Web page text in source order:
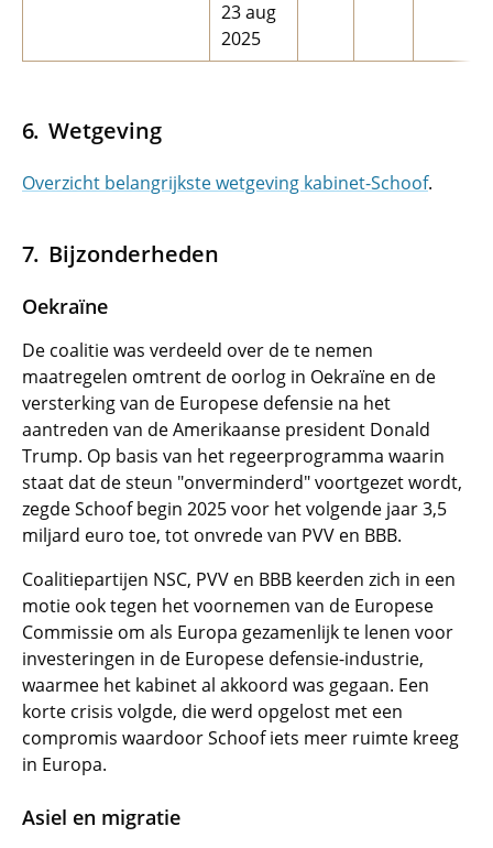
23 aug
2025
Wetgeving
Overzicht belangrijkste wetgeving kabinet-Schoof.
Bijzonderheden
Oekraïne
De coalitie was verdeeld over de te nemen
maatregelen omtrent de oorlog in Oekraïne en de
versterking van de Europese defensie na het
aantreden van de Amerikaanse president Donald
Trump. Op basis van het regeerprogramma waarin
staat dat de steun "onverminderd" voortgezet wordt,
zegde Schoof begin 2025 voor het volgende jaar 3,5
miljard euro toe, tot onvrede van PVV en BBB.
Coalitiepartijen NSC, PVV en BBB keerden zich in een
motie ook tegen het voornemen van de Europese
Commissie om als Europa gezamenlijk te lenen voor
investeringen in de Europese defensie-industrie,
waarmee het kabinet al akkoord was gegaan. Een
korte crisis volgde, die werd opgelost met een
compromis waardoor Schoof iets meer ruimte kreeg
in Europa.
Asiel en migratie